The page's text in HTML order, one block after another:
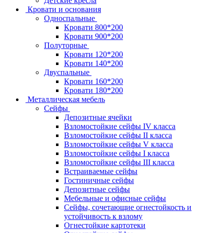
Кровати и основания
Односпальные
Кровати 800*200
Кровати 900*200
Полуторные
Кровати 120*200
Кровати 140*200
Двуспальные
Кровати 160*200
Кровати 180*200
Металлическая мебель
Сейфы
Депозитные ячейки
Взломостойкие сейфы IV класса
Взломостойкие сейфы II класса
Взломостойкие сейфы V класса
Взломостойкие сейфы I класса
Взломостойкие сейфы III класса
Встраиваемые сейфы
Гостиничные сейфы
Депозитные сейфы
Мебельные и офисные сейфы
Сейфы, сочетающие огнестойкость и
устойчивость к взлому
Огнестойкие картотеки